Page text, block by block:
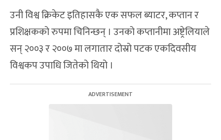
उनी विश्व क्रिकेट इतिहासकै एक सफल ब्याटर, कप्तान र
प्रशिक्षकको रुपमा चिनिन्छन् । उनको कप्तानीमा अष्ट्रेलियाले
सन् २००३ र २००७ मा लगातार दोस्रो पटक एकदिवसीय
विश्वकप उपाधि जितेको थियो ।